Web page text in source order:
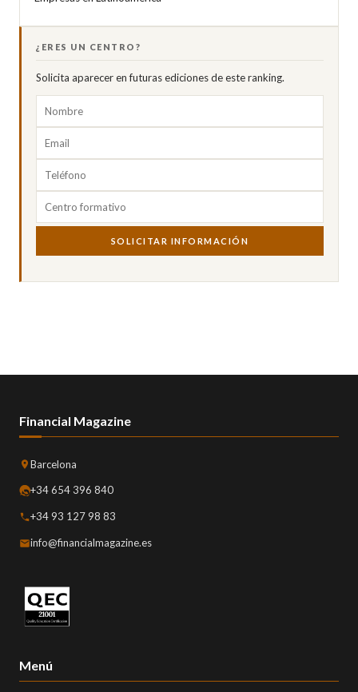
¿ERES UN CENTRO?
Solicita aparecer en futuras ediciones de este ranking.
SOLICITAR INFORMACIÓN
Financial Magazine
Barcelona
+34 654 396 840
+34 93 127 98 83
info@financialmagazine.es
Menú